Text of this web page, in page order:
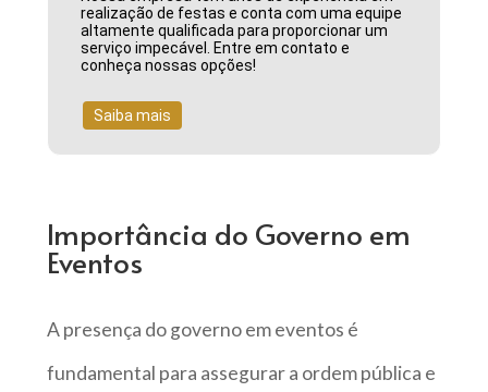
realização de festas e conta com uma equipe
altamente qualificada para proporcionar um
serviço impecável. Entre em contato e
conheça nossas opções!
Saiba mais
Importância do Governo em
Eventos
A presença do governo em eventos é
fundamental para assegurar a ordem pública e